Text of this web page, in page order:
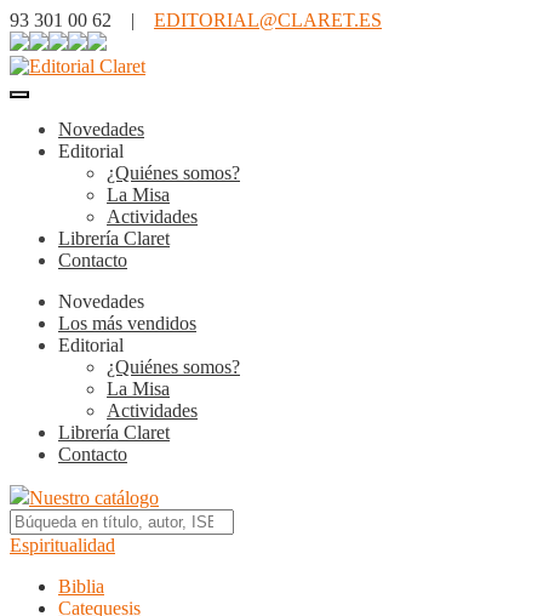
93 301 00 62 | EDITORIAL@CLARET.ES
Novedades
Editorial
¿Quiénes somos?
La Misa
Actividades
Librería Claret
Contacto
Novedades
Los más vendidos
Editorial
¿Quiénes somos?
La Misa
Actividades
Librería Claret
Contacto
Nuestro catálogo
Espiritualidad
Biblia
Catequesis